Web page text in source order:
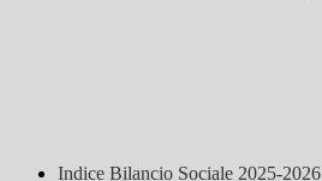
Indice Bilancio Sociale 2025-2026